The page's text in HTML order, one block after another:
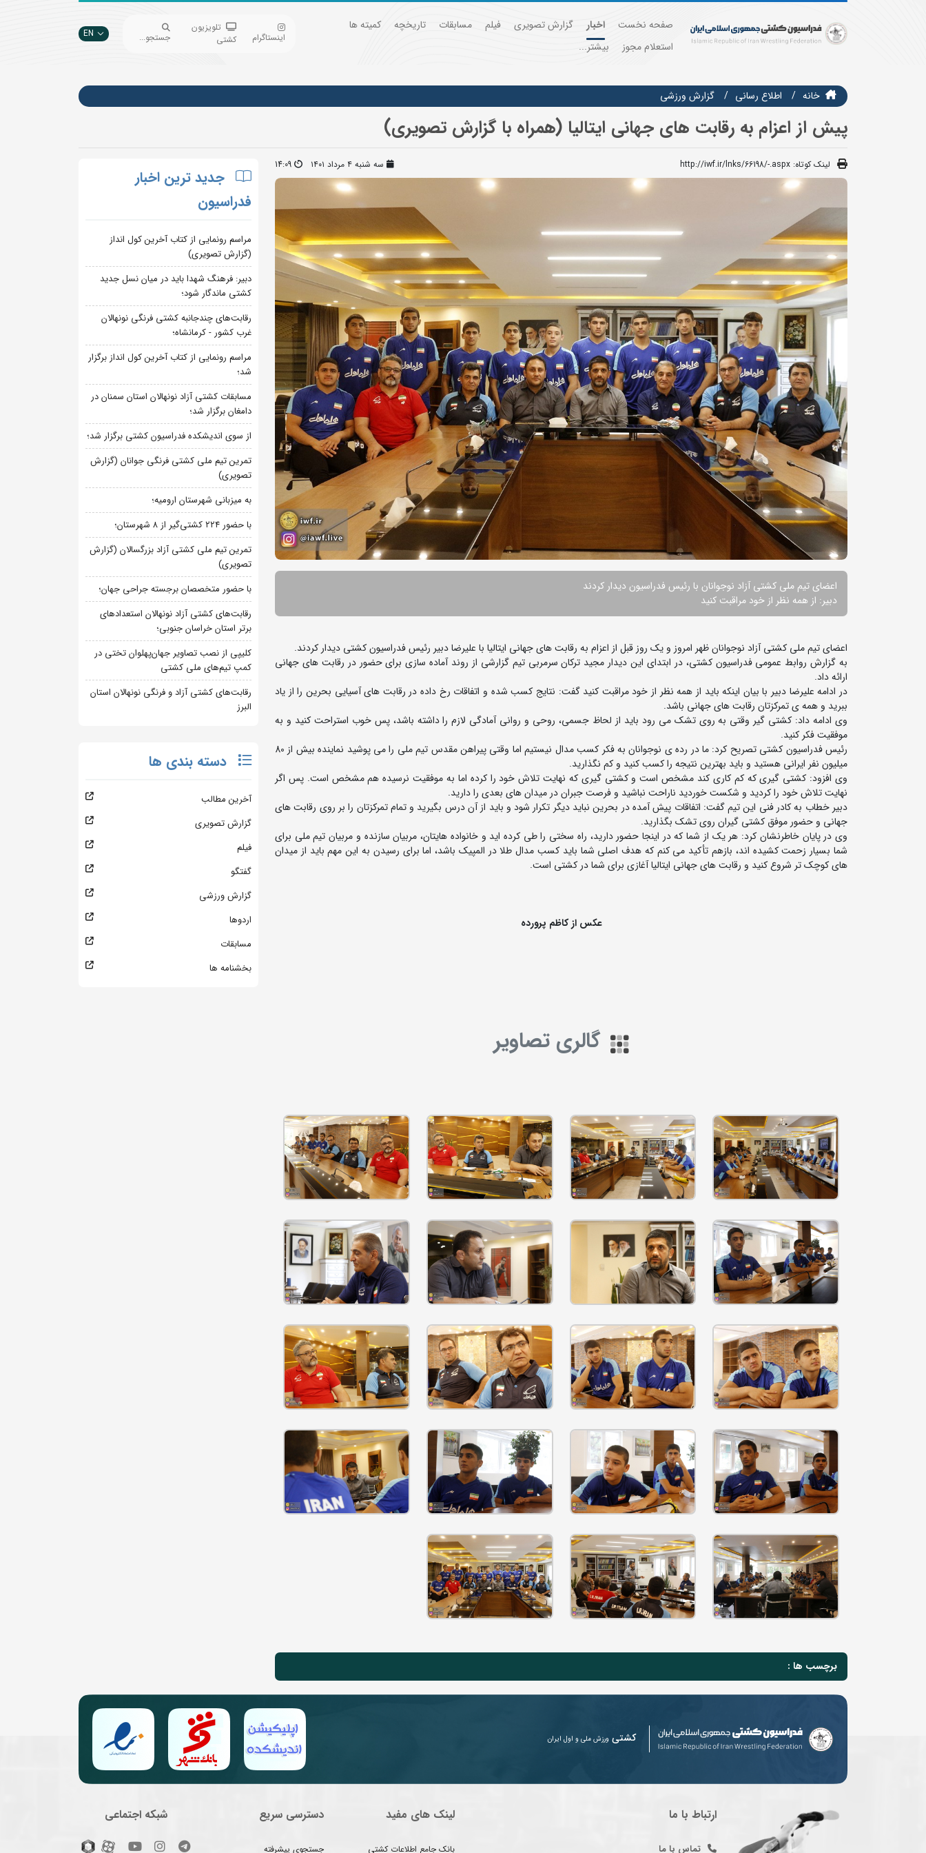
صفحه نخست اخبار گزارش تصویری فیلم مسابقات تاریخچه
کمیته ها
استعلام مجوز
بیشتر...
اینستاگرام
تلویزیون
کشتی
جستجو... EN
خانه اطلاع رسانی گزارش ورزشی
پیش از اعزام به رقابت های جهانی ایتالیا (همراه با گزارش تصویری)
لینک کوتاه: http://iwf.ir/lnks/66198/-.aspx سه شنبه ۴ مرداد ۱۴۰۱ 14:09
اعضای تیم ملی کشتی آزاد نوجوانان با رئیس فدراسیون دیدار کردند
دبیر: از همه نظر از خود مراقبت کنید
اعضای تیم ملی کشتی آزاد نوجوانان ظهر امروز و یک روز قبل از اعزام به رقابت های جهانی ایتالیا با علیرضا دبیر رئیس فدراسیون کشتی دیدار کردند.
به گزارش روابط عمومی فدراسیون کشتی، در ابتدای این دیدار مجید ترکان سرمربی تیم گزارشی از روند آماده سازی برای حضور در رقابت های جهانی
ارائه داد.
در ادامه علیرضا دبیر با بیان اینکه باید از همه نظر از خود مراقبت کنید گفت: نتایج کسب شده و اتفاقات رخ داده در رقابت های آسیایی بحرین را از یاد
ببرید و همه ی تمرکزتان رقابت های جهانی باشد.
وی ادامه داد: کشتی گیر وقتی به روی تشک می رود باید از لحاظ جسمی، روحی و روانی آمادگی لازم را داشته باشد، پس خوب استراحت کنید و به
موفقیت فکر کنید.
رئیس فدراسیون کشتی تصریح کرد: ما در رده ی نوجوانان به فکر کسب مدال نیستیم اما وقتی پیراهن مقدس تیم ملی را می پوشید نماینده بیش از 80
میلیون نفر ایرانی هستید و باید بهترین نتیجه را کسب کنید و کم نگذارید.
وی افزود: کشتی گیری که کم کاری کند مشخص است و کشتی گیری که نهایت تلاش خود را کرده اما به موفقیت نرسیده هم مشخص است. پس اگر
نهایت تلاش خود را کردید و شکست خوردید ناراحت نباشید و فرصت جبران در میدان های بعدی را دارید.
دبیر خطاب به کادر فنی این تیم گفت: اتفاقات پیش آمده در بحرین نباید دیگر تکرار شود و باید از آن درس بگیرید و تمام تمرکزتان را بر روی رقابت های
جهانی و حضور موفق کشتی گیران روی تشک بگذارید.
وی در پایان خاطرنشان کرد: هر یک از شما که در اینجا حضور دارید، راه سختی را طی کرده اید و خانواده هایتان، مربیان سازنده و مربیان تیم ملی برای
شما بسیار زحمت کشیده اند، بازهم تأکید می کنم که هدف اصلی شما باید کسب مدال طلا در المپیک باشد، اما برای رسیدن به این مهم باید از میدان
های کوچک تر شروع کنید و رقابت های جهانی ایتالیا آغازی برای شما در کشتی است.
عکس از کاظم پرورده
گالری تصاویر
برچسب ها :
جدید ترین اخبار
فدراسیون
مراسم رونمایی از کتاب آخرین کول انداز
(گزارش تصویری)
دبیر: فرهنگ شهدا باید در میان نسل جدید
کشتی ماندگار شود؛
رقابت‌های چندجانبه کشتی فرنگی نونهالان
غرب کشور - کرمانشاه؛
مراسم رونمایی از کتاب آخرین کول انداز برگزار
شد؛
مسابقات کشتی آزاد نونهالان استان سمنان در
دامغان برگزار شد؛
از سوی اندیشکده فدراسیون کشتی برگزار شد؛
تمرین تیم ملی کشتی فرنگی جوانان (گزارش
تصویری)
به میزبانی شهرستان ارومیه؛
با حضور ۲۲۴ کشتی‌گیر از ۸ شهرستان؛
تمرین تیم ملی کشتی آزاد بزرگسالان (گزارش
تصویری)
با حضور متخصصان برجسته جراحی جهان؛
رقابت‌های کشتی آزاد نونهالان استعدادهای
برتر استان خراسان جنوبی؛
کلیپی از نصب تصاویر جهان‌پهلوان تختی در
کمپ تیم‌های ملی کشتی
رقابت‌های کشتی آزاد و فرنگی نونهالان استان
البرز
دسته بندی ها
آخرین مطالب
گزارش تصویری
فیلم
گفتگو
گزارش ورزشی
اردوها
مسابقات
بخشنامه ها
کشتی ورزش ملی و اول ایران
ارتباط با ما
تماس با ما
لینک های مفید
بانک جامع اطلاعات کشتی
دسترسی سریع
جستجوی پیشرفته
شبکه اجتماعی